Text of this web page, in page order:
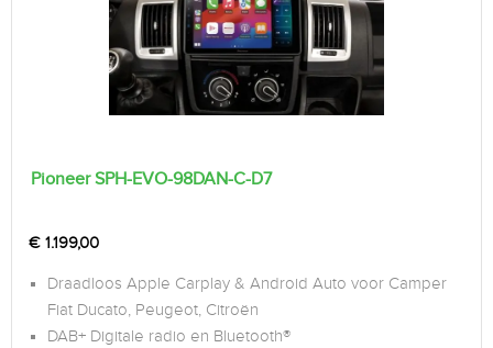
Pioneer SPH-EVO-98DAN-C-D7
€ 1.199,00
Draadloos Apple Carplay & Android Auto voor Camper
Fiat Ducato, Peugeot, Citroën
DAB+ Digitale radio en Bluetooth®